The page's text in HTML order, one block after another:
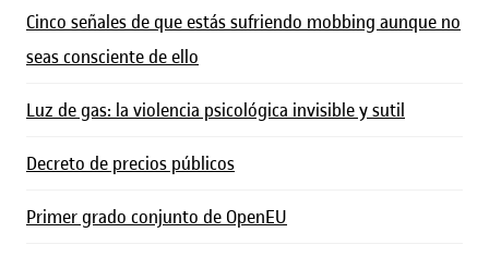
Cinco señales de que estás sufriendo mobbing aunque no
seas consciente de ello
Luz de gas: la violencia psicológica invisible y sutil
Decreto de precios públicos
Primer grado conjunto de OpenEU